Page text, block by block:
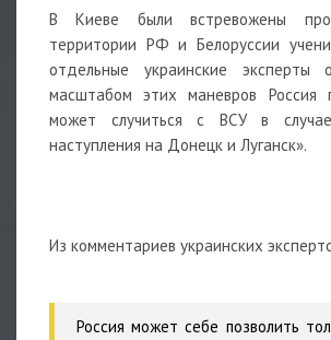
В Киеве были встревожены
территории РФ и Белоруссии
отдельные украинские эксперты
масштабом этих маневров Россия
может случиться с ВСУ в
наступления на Донецк и Луганск».
Из комментариев украинских
Россия может себе позволить